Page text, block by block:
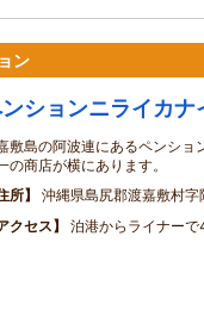
ン
ションニライカナ
敷島の阿波連にあるペンショ
の商店が横にあります。
所
沖縄県島尻郡渡嘉敷村
クセス
泊港からライナー